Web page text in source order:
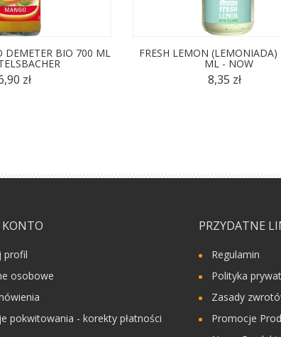
DEMETER BIO 700 ML
zł
FRESH LEMON
ML - NOW
8,35 zł
KONTO
profil
osobowe
pokwitowania - korekty płatności
PRZYDATNE
Regulamin
Polityka
Zasady
Promocje